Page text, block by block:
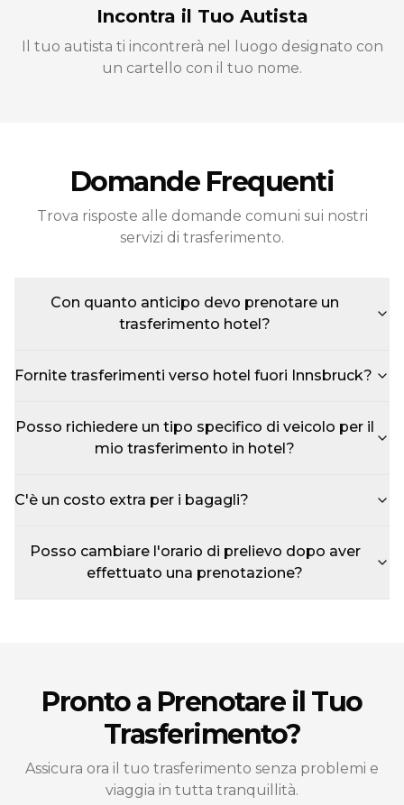
Incontra il Tuo Autista
Il tuo autista ti incontrerà nel luogo designato con
un cartello con il tuo nome.
Domande Frequenti
Trova risposte alle domande comuni sui nostri
servizi di trasferimento.
Con quanto anticipo devo prenotare un
trasferimento hotel?
Fornite trasferimenti verso hotel fuori Innsbruck?
Posso richiedere un tipo specifico di veicolo per il
mio trasferimento in hotel?
C'è un costo extra per i bagagli?
Posso cambiare l'orario di prelievo dopo aver
effettuato una prenotazione?
Pronto a Prenotare il Tuo
Trasferimento?
Assicura ora il tuo trasferimento senza problemi e
viaggia in tutta tranquillità.